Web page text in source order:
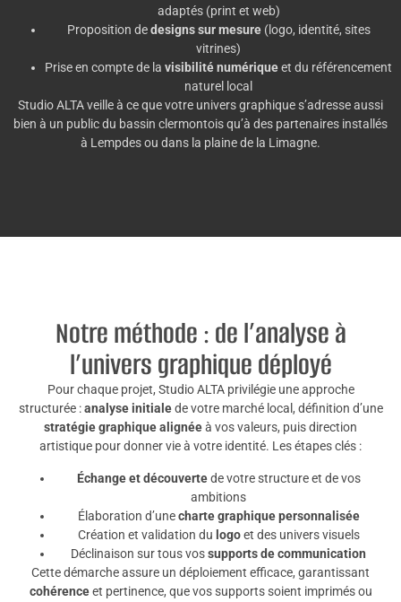
adaptés (print et web)
Proposition dedesigns sur mesure(logo, identité, sites
vitrines)
Prise en compte de la visibilité numériqueet du référencement
naturel local
Studio ALTA veille à ce que votre univers graphique s’adresse aussi
bien à un public du bassin clermontois qu’à des partenaires installés
à Lempdes ou dans la plaine de la Limagne.
Notre méthode : de l’analyse à
l’univers graphique déployé
Pour chaque projet, Studio ALTA privilégie une approche
structurée :analyse initialede votre marché local, définition d’une
stratégie graphique alignéeà vos valeurs, puis direction
artistique pour donner vie à votre identité. Les étapes clés :
Échange et découvertede votre structure et de vos
ambitions
Élaboration d’unecharte graphique personnalisée
Création et validation du logoet des univers visuels
Déclinaison sur tous vossupports de communication
Cette démarche assure un déploiement efficace, garantissant
cohérenceet pertinence, que vos supports soient imprimés ou